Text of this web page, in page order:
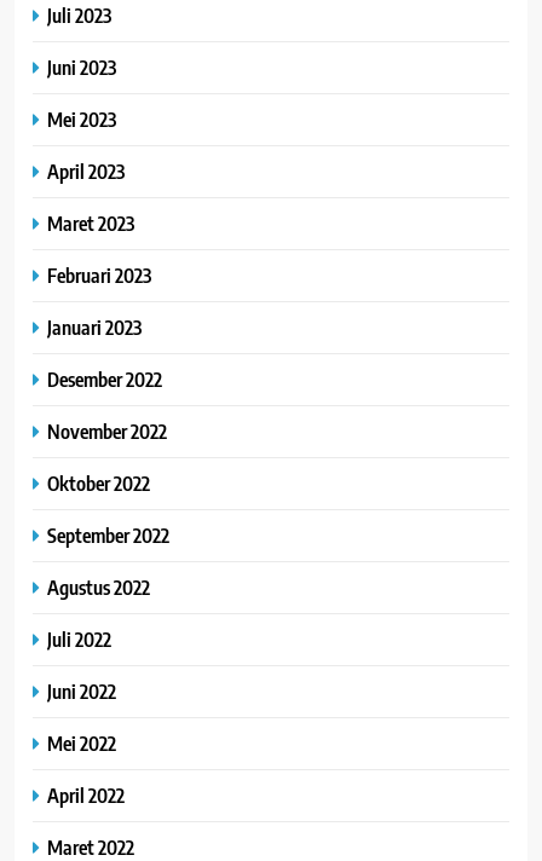
Juli 2023
Juni 2023
Mei 2023
April 2023
Maret 2023
Februari 2023
Januari 2023
Desember 2022
November 2022
Oktober 2022
September 2022
Agustus 2022
Juli 2022
Juni 2022
Mei 2022
April 2022
Maret 2022